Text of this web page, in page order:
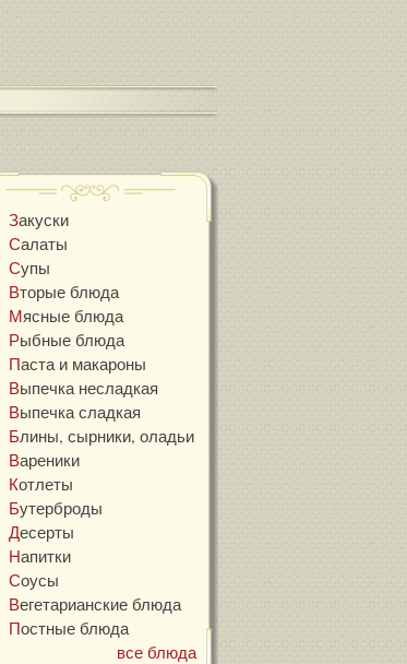
Закуски
Салаты
Супы
Вторые блюда
Мясные блюда
Рыбные блюда
Паста и макароны
Выпечка несладкая
Выпечка сладкая
Блины, сырники, оладьи
Вареники
Котлеты
Бутерброды
Десерты
Напитки
Соусы
Вегетарианские блюда
Постные блюда
все блюда